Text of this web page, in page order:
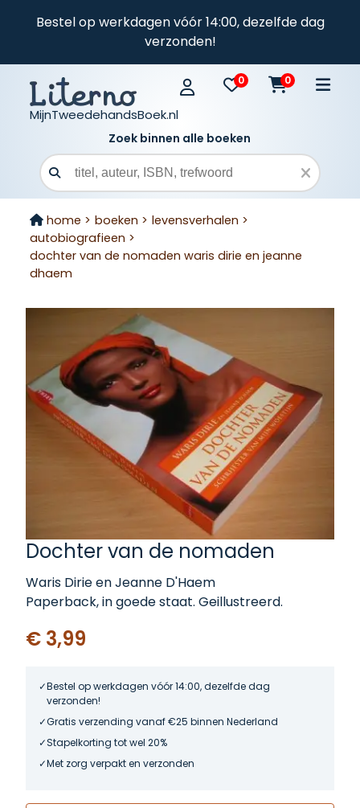
Bestel op werkdagen vóór 14:00, dezelfde dag
verzonden!
MijnTweedehandsBoek.nl
0 0
Zoek binnen alle boeken
Zoekveld
home > boeken > levensverhalen >
autobiografieen >
dochter van de nomaden waris dirie en jeanne
dhaem
Dochter van de nomaden
Waris Dirie en Jeanne D'Haem
Paperback, in goede staat. Geillustreerd.
€ 3,99
Bestel op werkdagen vóór 14:00, dezelfde dag
verzonden!
Gratis verzending vanaf €25 binnen Nederland
Stapelkorting tot wel 20%
Met zorg verpakt en verzonden